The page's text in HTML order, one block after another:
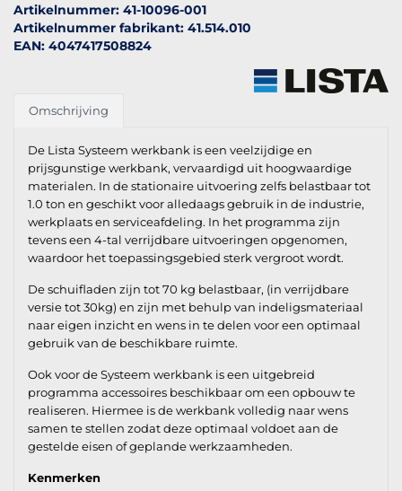
Artikelnummer: 41-10096-001
Artikelnummer fabrikant: 41.514.010
EAN: 4047417508824
Omschrijving
De Lista Systeem werkbank is een veelzijdige en
prijsgunstige werkbank, vervaardigd uit hoogwaardige
materialen. In de stationaire uitvoering zelfs belastbaar tot
1.0 ton en geschikt voor alledaags gebruik in de industrie,
werkplaats en serviceafdeling. In het programma zijn
tevens een 4-tal verrijdbare uitvoeringen opgenomen,
waardoor het toepassingsgebied sterk vergroot wordt.
De schuifladen zijn tot 70 kg belastbaar, (in verrijdbare
versie tot 30kg) en zijn met behulp van indeligsmateriaal
naar eigen inzicht en wens in te delen voor een optimaal
gebruik van de beschikbare ruimte.
Ook voor de Systeem werkbank is een uitgebreid
programma accessoires beschikbaar om een opbouw te
realiseren. Hiermee is de werkbank volledig naar wens
samen te stellen zodat deze optimaal voldoet aan de
gestelde eisen of geplande werkzaamheden.
Kenmerken